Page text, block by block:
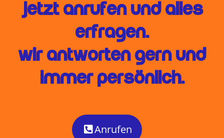
Jetzt anrufen und alles
erfragen.
Wir antworten gern und
immer persönlich.
Anrufen